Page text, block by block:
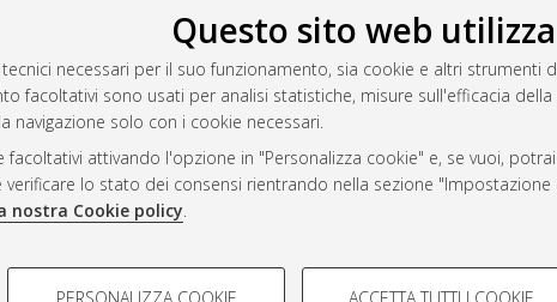
Questo sito web
necessari per il suo funzionamento, sia cookie e altri
facoltativi sono usati per analisi statistiche, misure sull'efficacia
navigazione solo con i cookie necessari.
facoltativi attivando l'opzione in "Personalizza cookie" e, se vuoi,
lo stato dei consensi rientrando nella sezione
nostra Cookie policy.
COOKIE
Gestione del documento:
AMS Laurea
Servizio implementato e gestito da
Impostazioni Cookie
Informativa sulla privacy
Condizioni d’uso del sito